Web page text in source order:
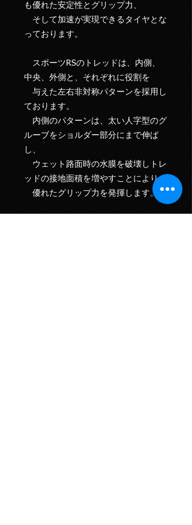
も優れた安定性とグリップ力、
そして加速が実現できるタイヤとな
っております。
スポーツRSのトレッドは、内側、
中央、外側と、それぞれに役割を
与えた左右非対称パターンを採用し
ております。
内側のパターンは、太い人字型のグ
ルーブをショルダー部分にまで伸ば
し、
ウェット路面時の水膜を破壊しトレ
ッドの接地面積を増やすことにより
優れたグリップ力を発揮します。